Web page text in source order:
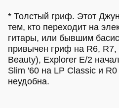
* Толстый гриф. Этот
тем, кто переходит на
гитары, или бывшим
привычен гриф на R6,
Beauty), Explorer E/2
Slim '60 на LP Classic и R0
неудобна.